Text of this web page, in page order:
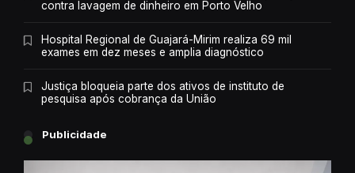
contra lavagem de dinheiro em Porto Velho
Hospital Regional de Guajará-Mirim realiza 69 mil
exames em dez meses e amplia diagnóstico
Justiça bloqueia parte dos ativos de instituto de
pesquisa após cobrança da União
Publicidade